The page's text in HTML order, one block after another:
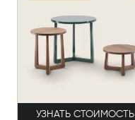
УЗНАТЬ СТОИМОСТЬ